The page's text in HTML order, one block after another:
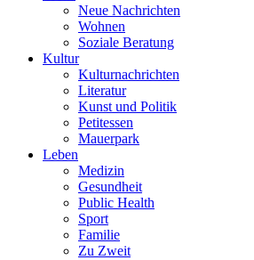
Neue Nachrichten
Wohnen
Soziale Beratung
Kultur
Kulturnachrichten
Literatur
Kunst und Politik
Petitessen
Mauerpark
Leben
Medizin
Gesundheit
Public Health
Sport
Familie
Zu Zweit